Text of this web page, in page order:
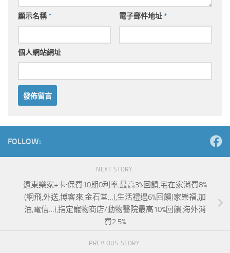
顯示名稱* 電子郵件地址*
個人網站網址
FOLLOW:
NEXT STORY
遠東樂家+卡:保費10期0利率,最高3%回饋,宅在家消費8%
(網飛,外送,博客來,金石堂…),生活禮遇6%回饋(家樂福,加
油,電信…),指定寵物商店/動物醫院最高10%回饋,海外消
費2.5%
PREVIOUS STORY